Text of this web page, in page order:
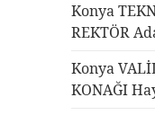
Konya
REKTÖR
Konya
KONAĞI